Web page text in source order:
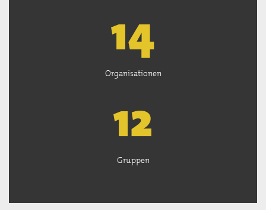
15
Organisationen
13
Gruppen